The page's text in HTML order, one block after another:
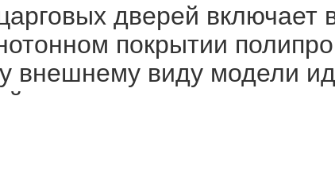
дверей
покрытии
внешнему виду модели
интерьеры.